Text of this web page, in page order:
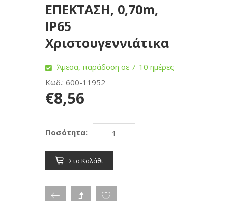
ΕΠΕΚΤΑΣΗ, 0,70m,
ΙΡ65
Χριστουγεννιάτικα
Άμεσα, παράδοση σε 7-10 ημέρες
Κωδ.: 600-11952
€8,56
Ποσότητα:
Στο Καλάθι